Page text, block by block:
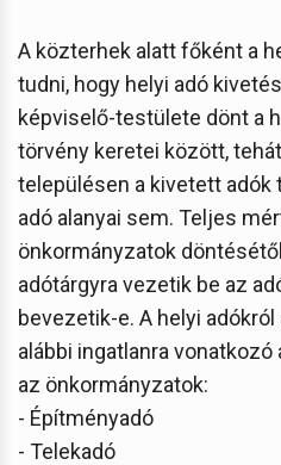
A közterhek alatt főként a
tudni, hogy helyi adó
képviselő-testülete dönt a
törvény keretei között,
településen a kivetett adók
adó alanyai sem. Teljes
önkormányzatok
adótárgyra vezetik be az
bevezetik-e. A helyi
alábbi ingatlanra
az önkormányzatok:
- Építményadó
- Telekadó